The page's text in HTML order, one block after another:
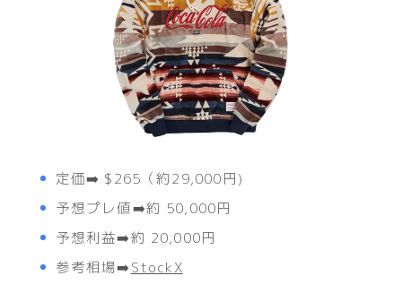
定価➡️ $265（約29,000円)
予想プレ値➡️約 50,000円
予想利益➡️約 20,000円
参考相場➡️StockX